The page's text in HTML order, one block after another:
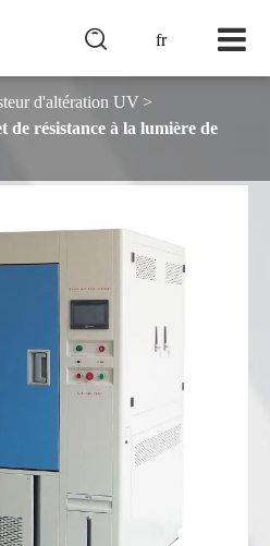
fr

d'altération UV
de résistance à la lumière de